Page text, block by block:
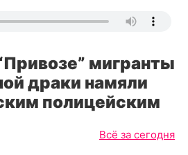
мигранты
драки намяли
полицейским
Всё за сегодня